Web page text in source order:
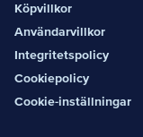
Köpvillkor
Användarvillkor
Integritetspolicy
Cookiepolicy
Cookie-inställningar